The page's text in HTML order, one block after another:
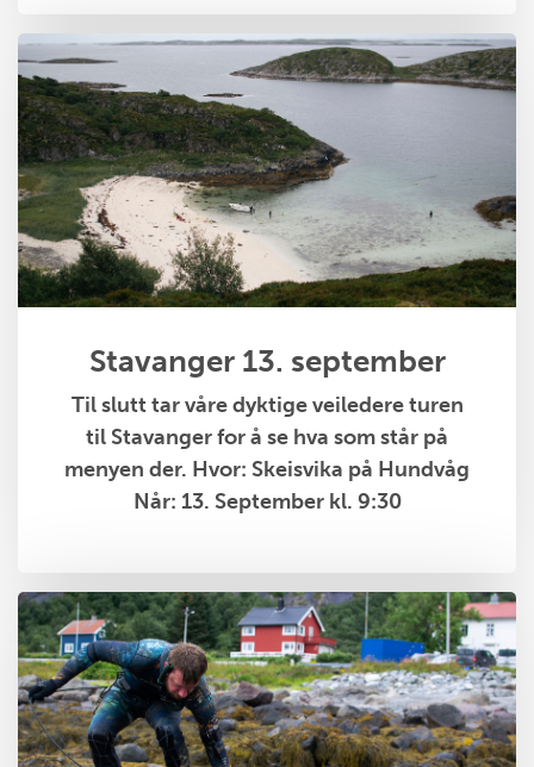
Stavanger 13. september
Til slutt tar våre dyktige veiledere turen
til Stavanger for å se hva som står på
menyen der. Hvor: Skeisvika på Hundvåg
Når: 13. September kl. 9:30